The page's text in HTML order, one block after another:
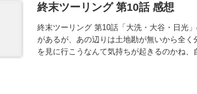
終末ツーリング 第10話 感想
終末ツーリング 第10話「大洗・大谷・日光
があるが、あの辺りは土地勘が無いから全
を見に行こうなんて気持ちが起きるのかね、